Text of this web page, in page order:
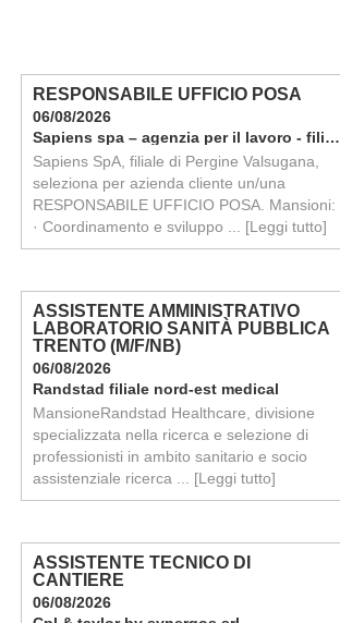
RESPONSABILE UFFICIO POSA
06/08/2026
Sapiens spa – agenzia per il lavoro - filiale di pergine
Sapiens SpA, filiale di Pergine Valsugana,
seleziona per azienda cliente un/una
RESPONSABILE UFFICIO POSA. Mansioni:
· Coordinamento e sviluppo ... [Leggi tutto]
ASSISTENTE AMMINISTRATIVO
LABORATORIO SANITÀ PUBBLICA
TRENTO (M/F/NB)
06/08/2026
Randstad filiale nord-est medical
MansioneRandstad Healthcare, divisione
specializzata nella ricerca e selezione di
professionisti in ambito sanitario e socio
assistenziale ricerca ... [Leggi tutto]
ASSISTENTE TECNICO DI
CANTIERE
06/08/2026